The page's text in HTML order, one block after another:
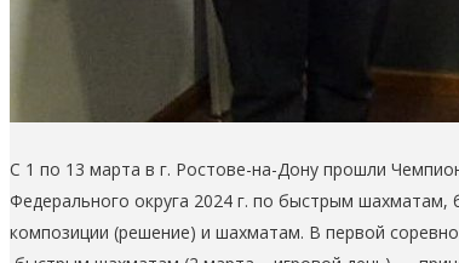
С 1 по 13 марта в г. Ростове-на-Дону прошли
Федерального округа 2024 г. по быстрым шахматам,
композиции (решение) и шахматам. В первой